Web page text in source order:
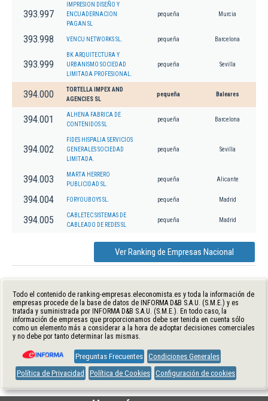
393.997
IMPRESION DISEÑO Y
ENCUADERNACION
PAGAN SL
pequeña Murcia
393.998 VENCU NETWORKS SL. pequeña Barcelona
393.999
BK ARQUITECTURA Y
URBANISMO SOCIEDAD
LIMITADA PROFESIONAL.
pequeña Sevilla
394.000
TORTELLA IMPEX AND
AGENCIES SL
pequeña Baleares
394.001
ALHENA FABRICA DE
CONTENIDOS SL
pequeña Barcelona
394.002
FIDES HISPALIA SERVICIOS
GENERALES SOCIEDAD
LIMITADA.
pequeña Sevilla
394.003
MARTA HERRERO
PUBLICIDAD SL.
pequeña Alicante
394.004 FORYOUBOYS SL. pequeña Madrid
394.005
CABLETEC SISTEMAS DE
CABLEADO DE REDES SL
pequeña Madrid
Ver Ranking de Empresas Nacional
Todo el contenido de ranking-empresas.eleconomista.es y toda la información de
empresas procede de la base de datos de INFORMA D&B S.A.U. (S.M.E.) y es
tratada y suministrada por INFORMA D&B S.A.U. (S.M.E.). En todo caso, la
información de empresas que proporcionamos debe ser tenida en cuenta sólo
como un elemento más a considerar a la hora de adoptar decisiones comerciales
y no debe por tanto determinar las mismas.
Preguntas Frecuentes Condiciones Generales
Política de Privacidad
Política de Cookies Configuración de cookies